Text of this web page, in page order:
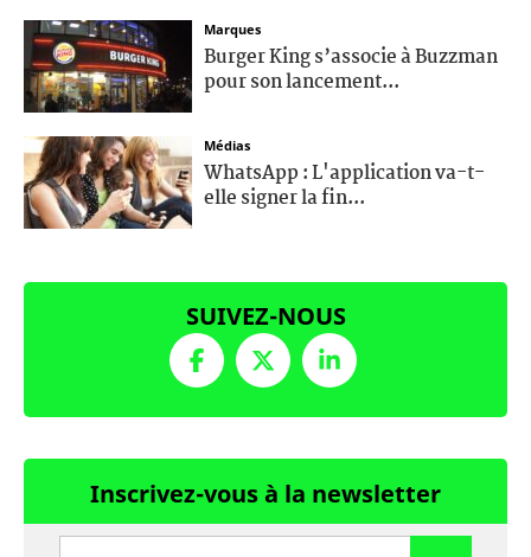
Marques
Burger King s’associe à Buzzman
pour son lancement...
Médias
WhatsApp : L'application va-t-
elle signer la fin...
SUIVEZ-NOUS
Inscrivez-vous à la newsletter